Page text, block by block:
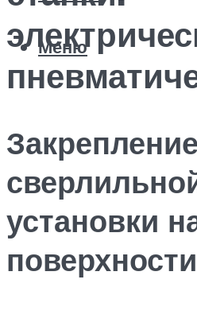
Меню
Закрепление
установки
поверхности